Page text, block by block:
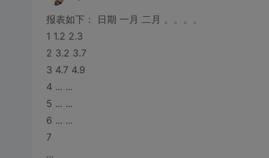
报表如下： 日期 一月 二月 。。。。
1 1.2 2.3
2 3.2 3.7
3 4.7 4.9
4 ... ...
5 ... ...
6 ... ...
7
...